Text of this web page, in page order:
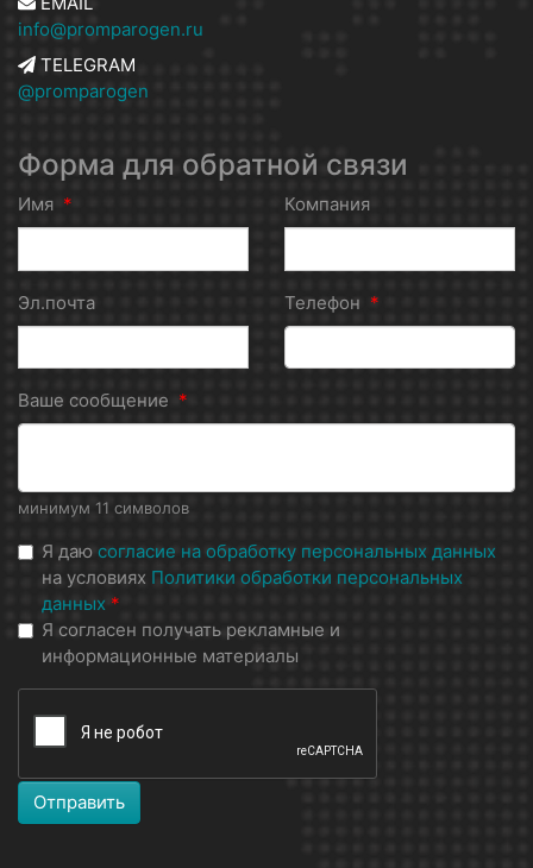
info@promparogen.ru
TELEGRAM
@promparogen
Форма для обратной связи
Имя * Компания
Эл.почта Телефон *
Ваше сообщение *
минимум 11 символов
Я даю согласие на обработку персональных данных
на условиях Политики обработки персональных
данных *
Я согласен получать рекламные и
информационные материалы
Отправить